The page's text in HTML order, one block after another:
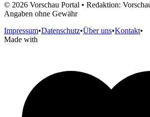
© 2026 Vorschau Portal • Redaktion:
Angaben ohne Gewähr
Impressum•Datenschutz•Über uns•Kontakt•
Made with